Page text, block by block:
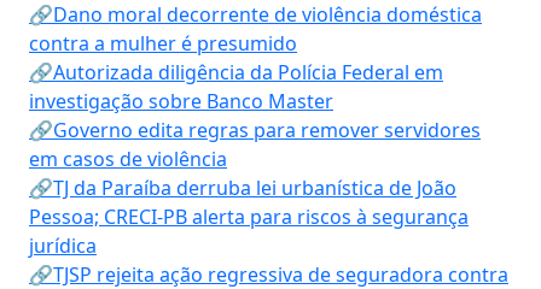
🔗Dano moral decorrente de violência doméstica
contra a mulher é presumido
🔗Autorizada diligência da Polícia Federal em
investigação sobre Banco Master
🔗Governo edita regras para remover servidores
em casos de violência
🔗TJ da Paraíba derruba lei urbanística de João
Pessoa; CRECI-PB alerta para riscos à segurança
jurídica
🔗TJSP rejeita ação regressiva de seguradora contra